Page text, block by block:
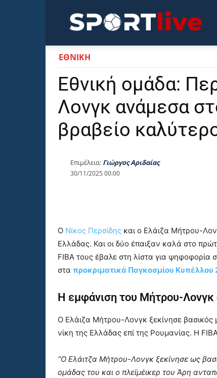
ΕΘΝΙΚΉ
Εθνική ομάδα:
Λονγκ ανάμεσα
βραβείο
Επιμέλεια: Γιώργος Αριδαίας
30/11/2025 00:00
Ο Νίκος Περσίδης και ο Ελάιζα Μήτρου-
Ελλάδας. Και οι δύο έπαιξαν καλά στο
FIBA τους έβαλε στη λίστα για ψηφοφορία
στα προκριματικά Παγκοσμίου Κυπέλλου
Η εμφάνιση του Μήτρου-Λονγκ
Ο Ελάιζα Μήτρου-Λονγκ ξεκίνησε βασικός
νίκη της Ελλάδας επί της Ρουμανίας. Η FIBA
“Ο Ελάιτζα Μήτρου-Λονγκ ξεκίνησε ως
ομάδας του και ο πλεϊμέικερ του Άρη